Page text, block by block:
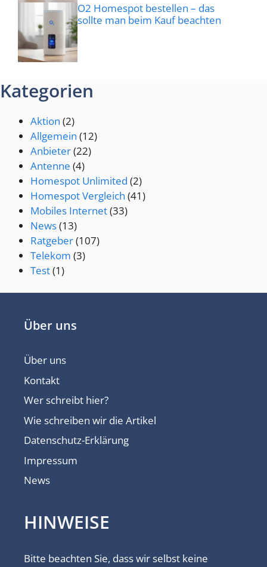
O2 Homespot bestellen – das
sollte man beim Kauf beachten
Kategorien
Aktion (2)
Allgemein (12)
Anbieter(22)
Antenne (4)
Homespot Unlimited (2)
Homespot Vergleich (41)
Mobiles Internet(33)
News(13)
Ratgeber(107)
Telekom (3)
Test(1)
Über uns
Über uns
Kontakt
Wer schreibt hier?
Wie schreiben wir die Artikel
Datenschutz-Erklärung
Impressum
News
HINWEISE
Bitte beachten Sie, dass wir selbst keine